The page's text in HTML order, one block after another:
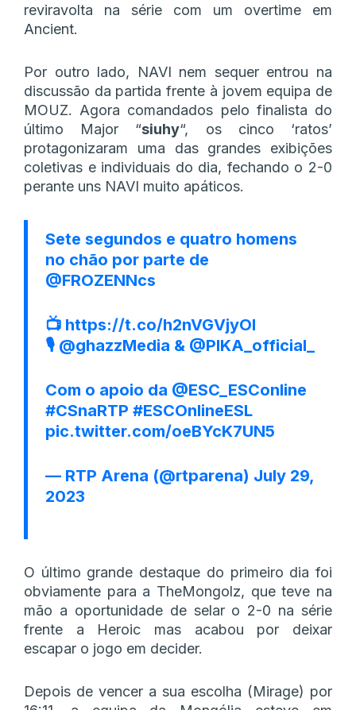
reviravolta na série com um overtime em
Ancient.
Por outro lado, NAVI nem sequer entrou na
discussão da partida frente à jovem equipa de
MOUZ. Agora comandados pelo finalista do
último Major “siuhy“, os cinco ‘ratos’
protagonizaram uma das grandes exibições
coletivas e individuais do dia, fechando o 2-0
perante uns NAVI muito apáticos.
Sete segundos e quatro homens
no chão por parte de
@FROZENNcs
📺 https://t.co/h2nVGVjyOI
🎙️ @ghazzMedia & @PIKA_official_
Com o apoio da @ESC_ESConline
#CSnaRTP #ESCOnlineESL
pic.twitter.com/oeBYcK7UN5
— RTP Arena (@rtparena) July 29,
2023
O último grande destaque do primeiro dia foi
obviamente para a TheMongolz, que teve na
mão a oportunidade de selar o 2-0 na série
frente a Heroic mas acabou por deixar
escapar o jogo em decider.
Depois de vencer a sua escolha (Mirage) por